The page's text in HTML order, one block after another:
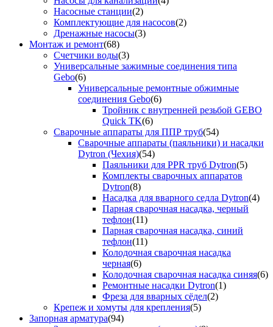
Насосные станции(2)
Комплектующие для насосов(2)
Дренажные насосы(3)
Монтаж и ремонт(68)
Счетчики воды(3)
Универсальные зажимные соединения типа
Gebo(6)
Универсальные ремонтные обжимные
соединения Gebo(6)
Тройник с внутренней резьбой GEBO
Quick TK(6)
Сварочные аппараты для ППР труб(54)
Сварочные аппараты (паяльники) и насадки
Dytron (Чехия)(54)
Паяльники для PPR труб Dytron(5)
Комплекты сварочных аппаратов
Dytron(8)
Насадка для вварного седла Dytron(4)
Парная сварочная насадка, черный
тефлон(11)
Парная сварочная насадка, синий
тефлон(11)
Колодочная сварочная насадка
черная(6)
Колодочная сварочная насадка синяя(6)
Ремонтные насадки Dytron(1)
Фреза для вварных сёдел(2)
Крепеж и хомуты для крепления(5)
Запорная арматура(94)